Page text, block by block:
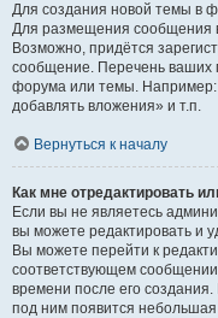
Для создания новой темы в
Для размещения сообщения
Возможно, придётся
сообщение. Перечень ваших
форума или темы.
добавлять вложения» и т.п.
Вернуться к началу
Как мне отредактировать
Если вы не являетесь
вы можете редактировать и
Вы можете перейти к
соответствующем
времени после его
под ним появится небольшая